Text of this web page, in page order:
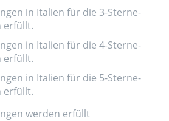
in Italien für die 3-Sterne-
erfüllt.
in Italien für die 4-Sterne-
erfüllt.
in Italien für die 5-Sterne-
erfüllt.
werden erfüllt